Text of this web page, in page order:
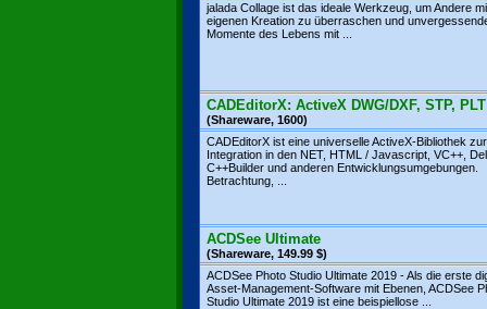
jalada Collage ist das ideale Werkzeug, um Andere
eigenen Kreation zu überraschen und
Momente des Lebens mit ...
CADEditorX: ActiveX DWG/DXF, STP, PLT
(Shareware, 1600)
CADEditorX ist eine universelle ActiveX-Bibliothek
Integration in den NET, HTML / Javascript, VC++,
C++Builder und anderen Entwicklungsumgebungen.
Betrachtung, ...
ACDSee Ultimate
(Shareware, 149.99 $)
ACDSee Photo Studio Ultimate 2019 - Als die erste
Asset-Management-Software mit Ebenen, ACDSee
Studio Ultimate 2019 ist eine beispiellose ...